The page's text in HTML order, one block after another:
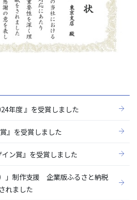
年度 』を受賞しました
』を受賞しました
イン賞』を受賞しました
」制作支援 企業版ふるさと納税
れました